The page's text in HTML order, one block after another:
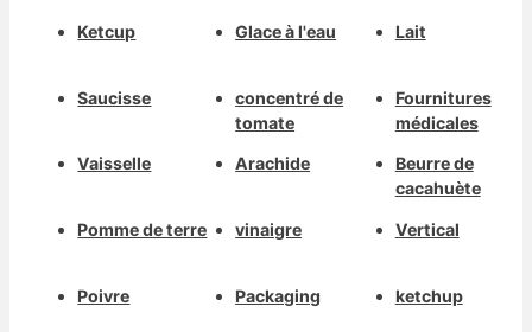
Ketcup
Saucisse
Vaisselle
Pomme de terre
Poivre
Glace à l'eau
concentré de
tomate
Arachide
vinaigre
Packaging
Lait
Fournitures
médicales
Beurre de
cacahuète
Vertical
ketchup